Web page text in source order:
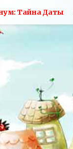
Тайна Даты